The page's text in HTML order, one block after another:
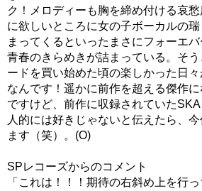
ク！メロディーも胸を締め付ける哀
に欲しいところに女の子ボーカルの
まってくるといったまさにフォーエ
青春のきらめきが詰まっている。そ
ードを買い始めた頃の楽しかった日
なんです！遥かに前作を超える傑作
ですけど、前作に収録されていた
人的には好きじゃないと伝えたら、
ます（笑）。(O)
SPレコーズからのコメント
「これは！！！期待の右斜め上を行